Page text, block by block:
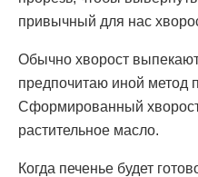
привычный для нас
Обычно хворост
предпочитаю иной метод
Сформированный
растительное масло.
Когда печенье будет